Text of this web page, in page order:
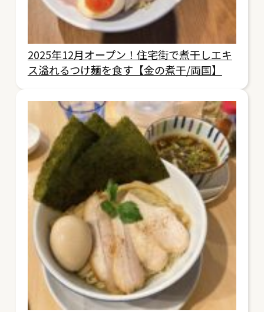
2025年12月オープン！住宅街で煮干しエキ
ス溢れるつけ麺を食す【金の煮干/両国】